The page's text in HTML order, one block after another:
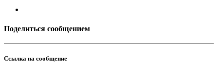
Поделиться сообщением
Ссылка на сообщение